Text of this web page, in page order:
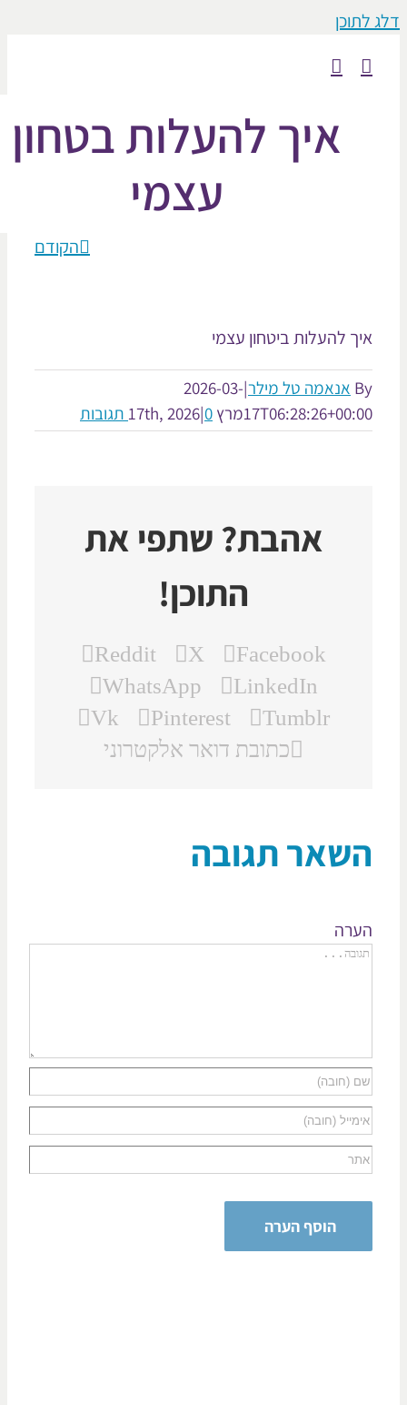
איך להעלות בטחון
עצמי
הקודם
להעלות ביטחון עצמי
אנאמה טל מילר|
2026-03-
מרץ 17th, 2026 |0 תגובות
אהבת? שתפי את
התוכן!
Facebook
X
Reddit
LinkedIn
WhatsApp
Tumblr
Pinterest
Vk
כתובת דואר אלקטרוני
תגובה